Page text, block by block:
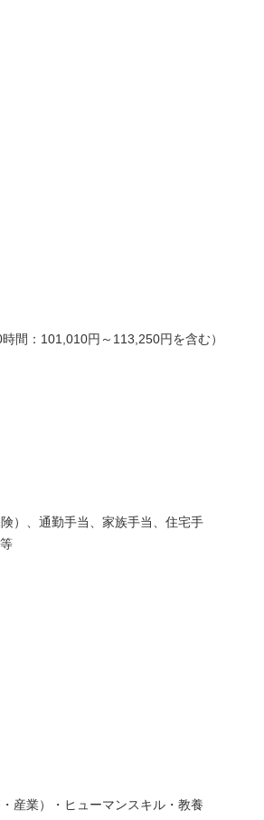
：101,010円～113,250円を含む）
）、通勤手当、家族手当、住宅手
産業）・ヒューマンスキル・教養